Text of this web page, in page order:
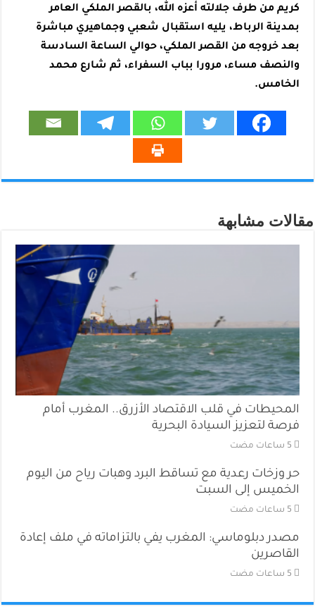
كريم من طرف جلالته أعزه الله، بالقصر الملكي العامر
بمدينة الرباط، يليه استقبال شعبي وجماهيري مباشرة
بعد خروجه من القصر الملكي، حوالي الساعة السادسة
والنصف مساء، مرورا بباب السفراء، ثم شارع محمد
الخامس.
مقالات مشابهة
المحيطات في قلب الاقتصاد الأزرق.. المغرب أمام
فرصة لتعزيز السيادة البحرية
حر وزخات رعدية مع تساقط البرد وهبات رياح من اليوم
الخميس إلى السبت
مصدر دبلوماسي: المغرب يفي بالتزاماته في ملف إعادة
القاصرين